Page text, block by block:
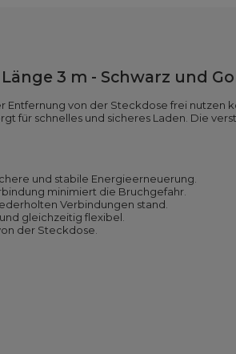
3 m - Schwarz und
Entfernung von der Steckdose frei nutzen
für schnelles und sicheres Laden. Die
und stabile Energieerneuerung.
minimiert die Bruchgefahr.
Verbindungen stand.
gleichzeitig flexibel.
der Steckdose.